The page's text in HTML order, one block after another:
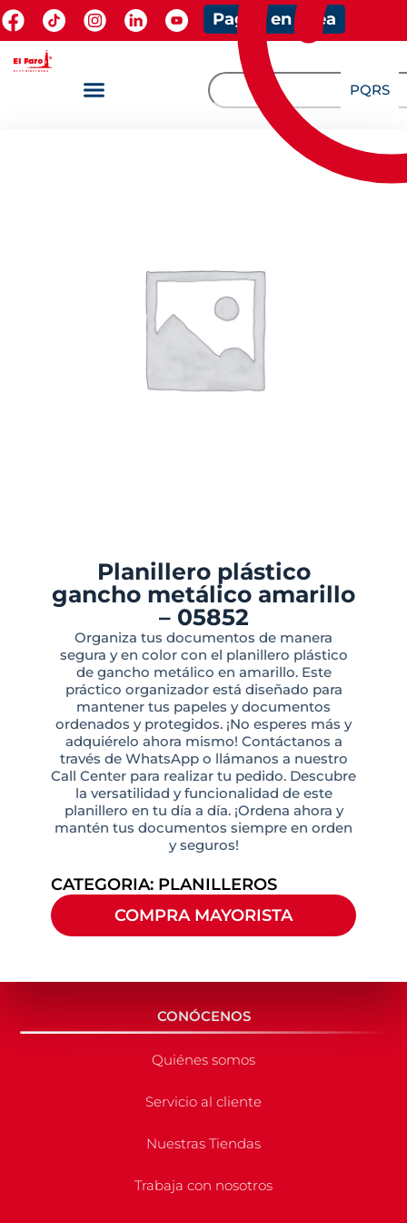
Pagos en línea
PQRS
Planillero plástico
gancho metálico amarillo
– 05852
Organiza tus documentos de manera
segura y en color con el planillero plástico
de gancho metálico en amarillo. Este
práctico organizador está diseñado para
mantener tus papeles y documentos
ordenados y protegidos. ¡No esperes más y
adquiérelo ahora mismo! Contáctanos a
través de WhatsApp o llámanos a nuestro
Call Center para realizar tu pedido. Descubre
la versatilidad y funcionalidad de este
planillero en tu día a día. ¡Ordena ahora y
mantén tus documentos siempre en orden
y seguros!
CATEGORIA: PLANILLEROS
COMPRA MAYORISTA
CONÓCENOS
Quiénes somos
Servicio al cliente
Nuestras Tiendas
Trabaja con nosotros